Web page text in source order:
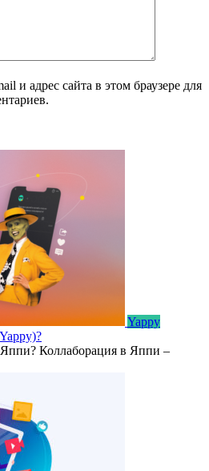
и адрес сайта в этом браузере для
Yappy
Яппи? Коллаборация в Яппи –